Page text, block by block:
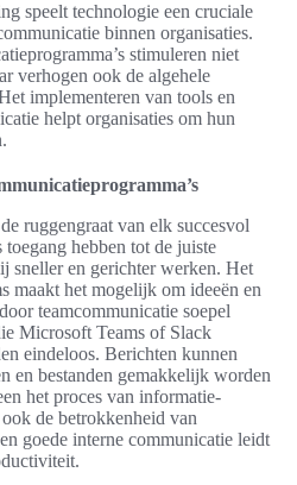
speelt technologie een cruciale
binnen organisaties.
stimuleren niet
verhogen ook de algehele
implementeren van tools en
helpt organisaties om hun
ruggengraat van elk succesvol
hebben tot de juiste
sneller en gerichter werken. Het
maakt het mogelijk om ideeën en
teamcommunicatie soepel
Microsoft Teams of Slack
eindeloos. Berichten kunnen
en bestanden gemakkelijk worden
het proces van informatie-
de betrokkenheid van
goede interne communicatie leidt